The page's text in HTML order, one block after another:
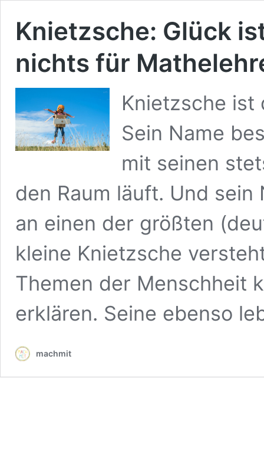
Knietzsche: Glück
nichts für
Knietzsche ist
Sein Name
mit seinen
den Raum läuft. Und
an einen der größten
kleine Knietzsche
Themen der Menschheit
erklären. Seine ebenso
machmit